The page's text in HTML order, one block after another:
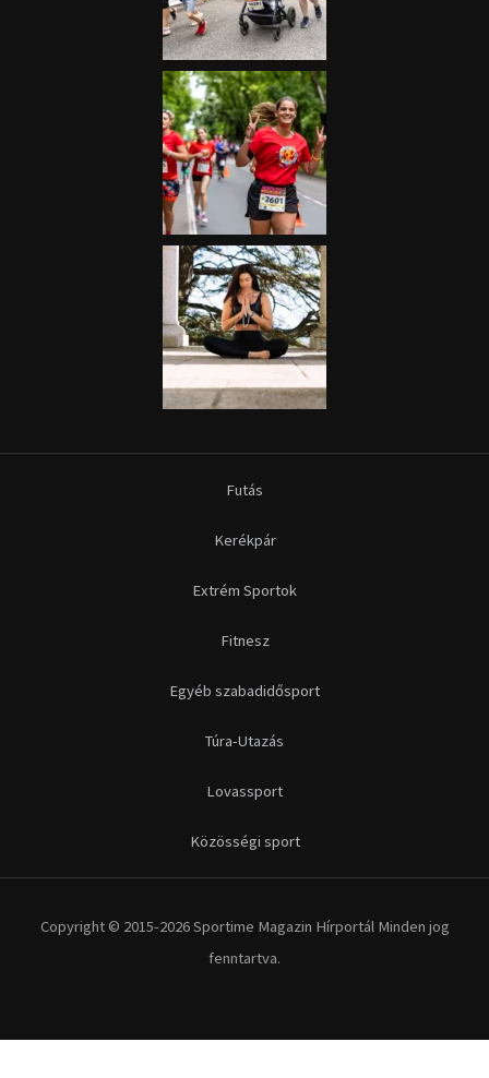
Futás
Kerékpár
Extrém Sportok
Fitnesz
Egyéb szabadidősport
Túra-Utazás
Lovassport
Közösségi sport
Copyright © 2015-2026 Sportime Magazin Hírportál Minden jog
fenntartva.